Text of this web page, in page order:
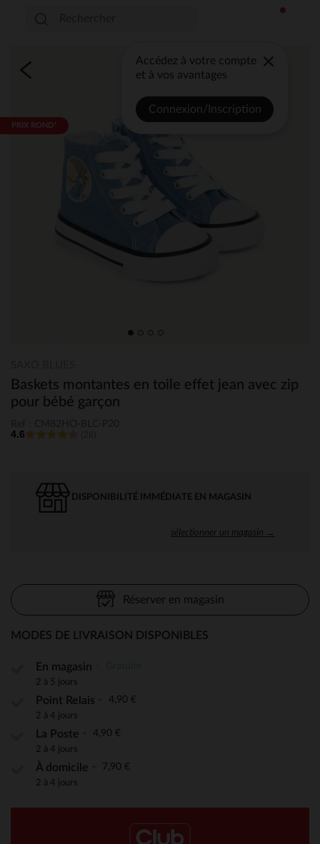
Accédez à votre compte
et à vos avantages
Connexion/Inscription
PRIX ROND*
Baskets montantes en toile effet jean avec zip
pour bébé garçon
4.6
DISPONIBILITÉ IMMÉDIATE EN MAGASIN
sélectionner un magasin →
Réserver en magasin
MODES DE LIVRAISON DISPONIBLES
En magasin
2 à 5 jours
Point Relais 4,90 €
2 à 4 jours
La Poste 4,90 €
2 à 4 jours
À domicile 7,90 €
2 à 4 jours